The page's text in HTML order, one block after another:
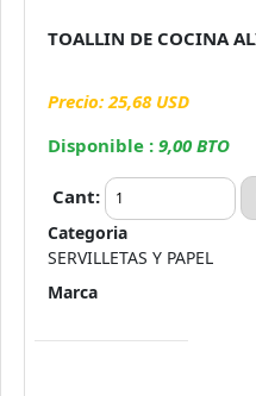
TOALLIN DE COCINA
Precio: 25,68 USD
Disponible : 9,00 BTO
Cant:
Categoria
SERVILLETAS Y PAPEL
Marca